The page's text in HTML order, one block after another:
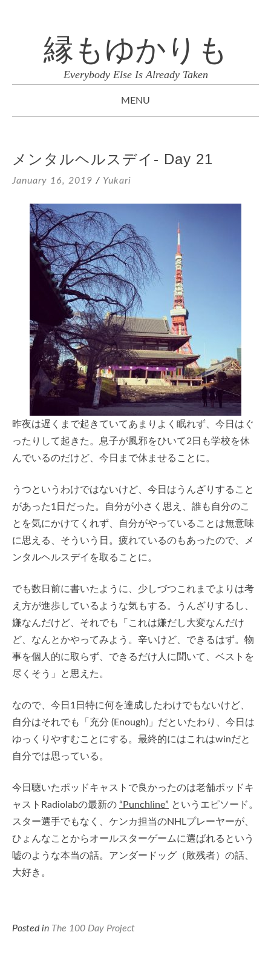
縁もゆかりも
Everybody Else Is Already Taken
MENU
CONTENT
メンタルヘルスデイ- Day 21
January 16, 2019 / Yukari
昨夜は遅くまで起きていてあまりよく眠れず、今日はぐ
ったりして起きた。息子が風邪をひいて2日も学校を休
んでいるのだけど、今日まで休ませることに。
うつというわけではないけど、今日はうんざりすること
があった1日だった。自分が小さく思え、誰も自分のこ
とを気にかけてくれず、自分がやっていることは無意味
に思える、そういう日。疲れているのもあったので、メ
ンタルヘルスデイを取ることに。
でも数日前に書いたように、少しづつこれまでよりは考
え方が進歩しているような気もする。うんざりするし、
嫌なんだけど、それでも「これは嫌だし大変なんだけ
ど、なんとかやってみよう。辛いけど、できるはず。物
事を個人的に取らず、できるだけ人に聞いて、ベストを
尽くそう」と思えた。
なので、今日1日特に何を達成したわけでもないけど、
自分はそれでも「充分 (Enough)」だといたわり、今日は
ゆっくりやすむことにする。最終的にはこれはwinだと
自分では思っている。
今日聴いたポッドキャストで良かったのは老舗ポッドキ
ャストRadiolabの最新の “Punchline” というエピソード。
スター選手でもなく、ケンカ担当のNHLプレーヤーが、
ひょんなことからオールスターゲームに選ばれるという
嘘のような本当の話。アンダードッグ（敗残者）の話、
大好き。
Posted in The 100 Day Project